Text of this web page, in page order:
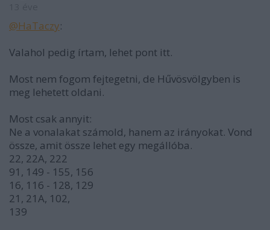
@HaTaczy:
Valahol pedig írtam, lehet pont itt.
Most nem fogom fejtegetni, de Hűvösvölgyben is
meg lehetett oldani.
Most csak annyit:
Ne a vonalakat számold, hanem az irányokat. Vond
össze, amit össze lehet egy megállóba.
22, 22A, 222
91, 149 - 155, 156
16, 116 - 128, 129
21, 21A, 102,
139